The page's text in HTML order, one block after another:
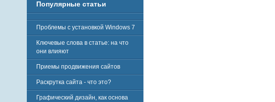
Популярные статьи
Проблемы с установкой Windows 7
Ключевые слова в статье: на что
они влияют
Приемы продвижения сайтов
Раскрутка сайта - что это?
Графический дизайн, как основа